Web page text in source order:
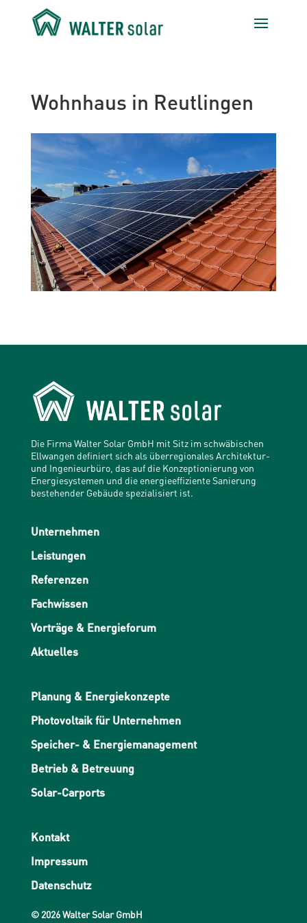
Wohnhaus in Reutlingen
Die Firma Walter Solar GmbH mit Sitz im schwäbischen
Ellwangen definiert sich als überregionales Architektur-
und Ingenieurbüro, das auf die Konzeptionierung von
Energiesystemen und die energieeffiziente Sanierung
bestehender Gebäude spezialisiert ist.
Unternehmen
Leistungen
Referenzen
Fachwissen
Vorträge & Energieforum
Aktuelles
Planung & Energiekonzepte
Photovoltaik für Unternehmen
Speicher- & Energiemanagement
Betrieb & Betreuung
Solar-Carports
Kontakt
Impressum
Datenschutz
© 2026 Walter Solar GmbH